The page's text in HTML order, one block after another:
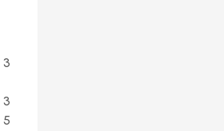
3
3
5